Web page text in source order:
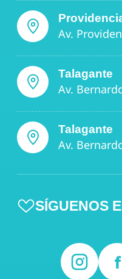
Av.
Talagante
Av.
Talagante
Av.
SÍGUENOS